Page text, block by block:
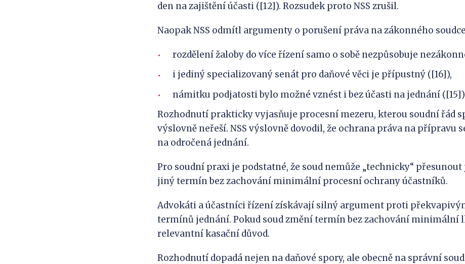
den na zajištění účasti ([12]). Rozsudek proto NSS zrušil.
Naopak NSS odmítl argumenty o porušení práva na zákonného
rozdělení žaloby do více řízení samo o sobě nezpůsobuje
i jediný specializovaný senát pro daňové věci je přípustný ([16]),
námitku podjatosti bylo možné vznést i bez účasti na jednání
Rozhodnutí prakticky vyjasňuje procesní mezeru, kterou soudní řád
výslovně neřeší. NSS výslovně dovodil, že ochrana práva na přípravu
na odročená jednání.
Pro soudní praxi je podstatné, že soud nemůže „technicky“
jiný termín bez zachování minimální procesní ochrany účastníků.
Advokáti a účastníci řízení získávají silný argument proti
termínů jednání. Pokud soud změní termín bez zachování minimální
relevantní kasační důvod.
Rozhodnutí dopadá nejen na daňové spory, ale obecně na správní